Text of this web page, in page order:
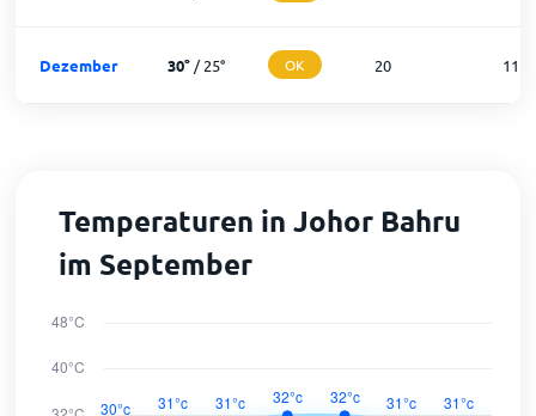
Dezember 30°/25° OK 20 11
Temperaturen in Johor Bahru
im September